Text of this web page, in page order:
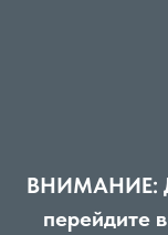
ВНИМАНИЕ:
перейдите